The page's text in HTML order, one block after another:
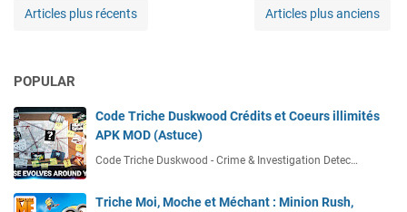
Articles plus récents Articles plus anciens
POPULAR
Code Triche Duskwood Crédits et Coeurs illimités
APK MOD (Astuce)
Code Triche Duskwood - Crime & Investigation Detec…
Triche Moi, Moche et Méchant : Minion Rush,